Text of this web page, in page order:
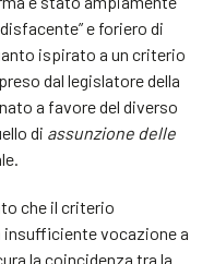
e foriero di
ispirato a un criterio
dal legislatore della
a favore del diverso
di assunzione delle
che il criterio
insufficiente vocazione a
la coincidenza tra la